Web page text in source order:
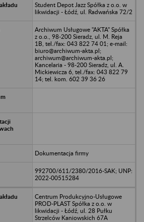
Student Depot Jazz Spółka z o.o. w
likwidacji - Łódź, ul. Radwańska 72/2
Archiwum Usługowe "AKTA" Spółka
z o.o., 98-200 Sieradz, ul. M. Reja
1B, tel./fax: 043 822 74 01; e-mail:
biuro@archiwum-akta.pl;
archiwum@archiwum-akta.pl;
Kancelaria - 98-200 Sieradz, ul. A.
Mickiewicza 6, tel./fax: 043 822 79
14; tel. kom. 602 39 36 26
Dokumentacja firmy
992700/611/2380/2016-SAK; UNP:
2022-00515284
Centrum Produkcyjno-Usługowe
PROD-PLAST Spółka z o.o. w
likwidacji - Łódź, ul. 28 Pułku
Strzelców Kaniowskich 67A